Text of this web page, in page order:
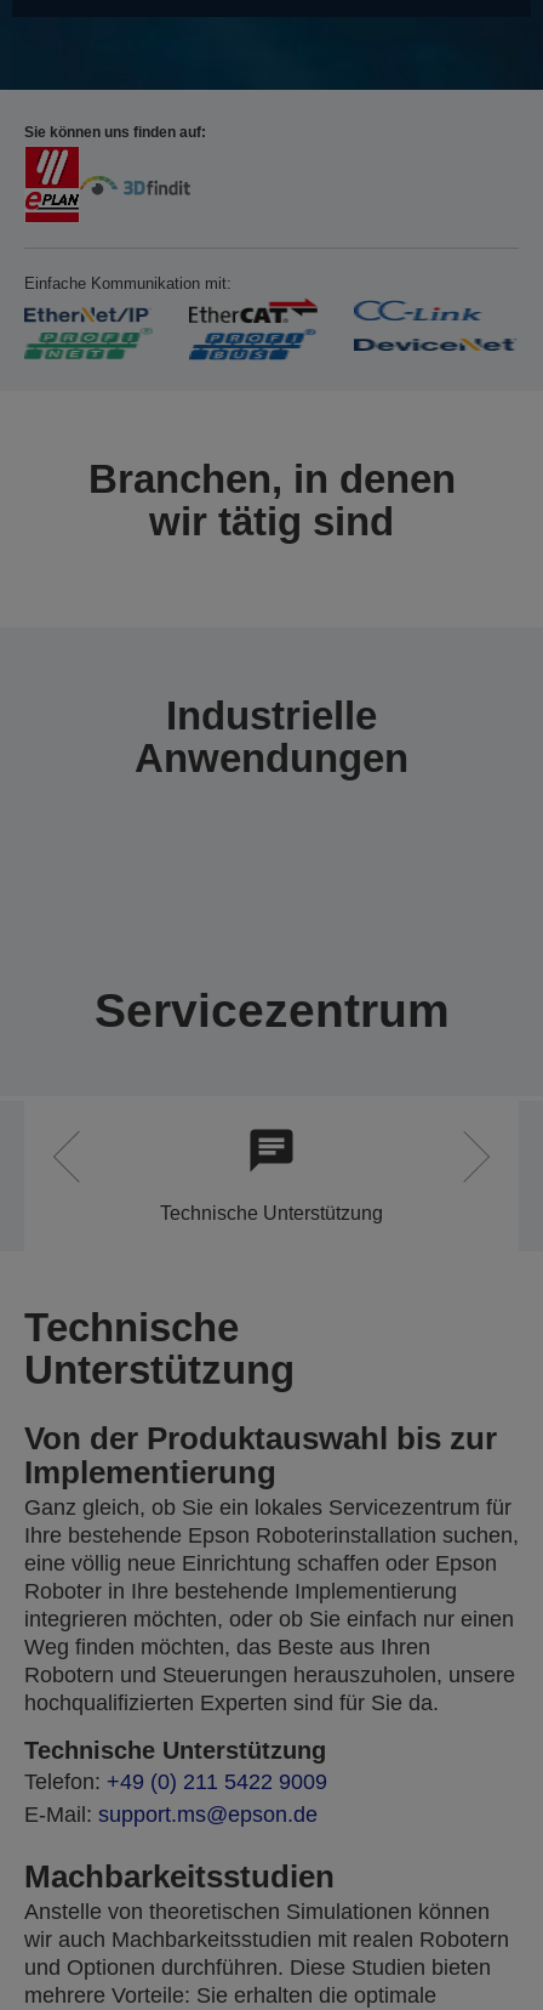
Sie können uns finden auf:
Einfache Kommunikation mit:
Branchen, in denen
wir tätig sind
Industrielle
Anwendungen
Servicezentrum
Technische Unterstützung
Technische
Unterstützung
Von der Produktauswahl bis zur
Implementierung
Ganz gleich, ob Sie ein lokales Servicezentrum für
Ihre bestehende Epson Roboterinstallation suchen,
eine völlig neue Einrichtung schaffen oder Epson
Roboter in Ihre bestehende Implementierung
integrieren möchten, oder ob Sie einfach nur einen
Weg finden möchten, das Beste aus Ihren
Robotern und Steuerungen herauszuholen, unsere
hochqualifizierten Experten sind für Sie da.
Technische Unterstützung
Telefon: +49 (0) 211 5422 9009
E-Mail: support.ms@epson.de
Machbarkeitsstudien
Anstelle von theoretischen Simulationen können
wir auch Machbarkeitsstudien mit realen Robotern
und Optionen durchführen. Diese Studien bieten
mehrere Vorteile: Sie erhalten die optimale